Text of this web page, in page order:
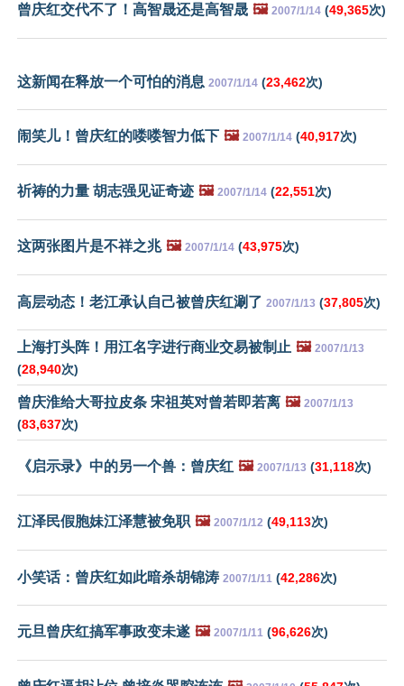
曾庆红交代不了！高智晟还是高智晟 🖼️ 2007/1/14 (49,365次)
这新闻在释放一个可怕的消息 2007/1/14 (23,462次)
闹笑儿！曾庆红的喽喽智力低下 🖼️ 2007/1/14 (40,917次)
祈祷的力量 胡志强见证奇迹 🖼️ 2007/1/14 (22,551次)
这两张图片是不祥之兆 🖼️ 2007/1/14 (43,975次)
高层动态！老江承认自己被曾庆红涮了 2007/1/13 (37,805次)
上海打头阵！用江名字进行商业交易被制止 🖼️ 2007/1/13
(28,940次)
曾庆淮给大哥拉皮条 宋祖英对曾若即若离 🖼️ 2007/1/13
(83,637次)
《启示录》中的另一个兽：曾庆红 🖼️ 2007/1/13 (31,118次)
江泽民假胞妹江泽慧被免职 🖼️ 2007/1/12 (49,113次)
小笑话：曾庆红如此暗杀胡锦涛 2007/1/11 (42,286次)
元旦曾庆红搞军事政变未遂 🖼️ 2007/1/11 (96,626次)